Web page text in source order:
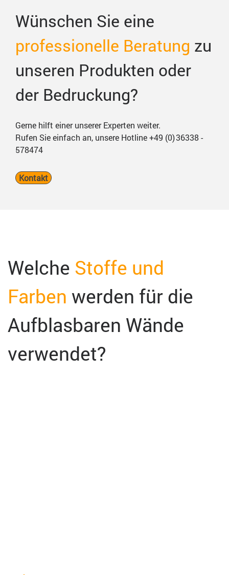
Wünschen Sie eine
professionelle Beratung zu
unseren Produkten oder
der Bedruckung?
Gerne hilft einer unserer Experten weiter.
Rufen Sie einfach an, unsere Hotline +49 (0) 36338 -
578474
Kontakt
Welche Stoffe und
Farben werden für die
Aufblasbaren Wände
verwendet?